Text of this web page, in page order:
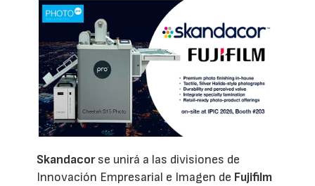
Skandacorse unirá a las divisiones de
Innovación Empresarial e Imagen de Fujifilm